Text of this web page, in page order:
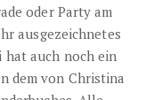
oder Party am
ausgezeichnetes
auch noch ein
dem von Christina